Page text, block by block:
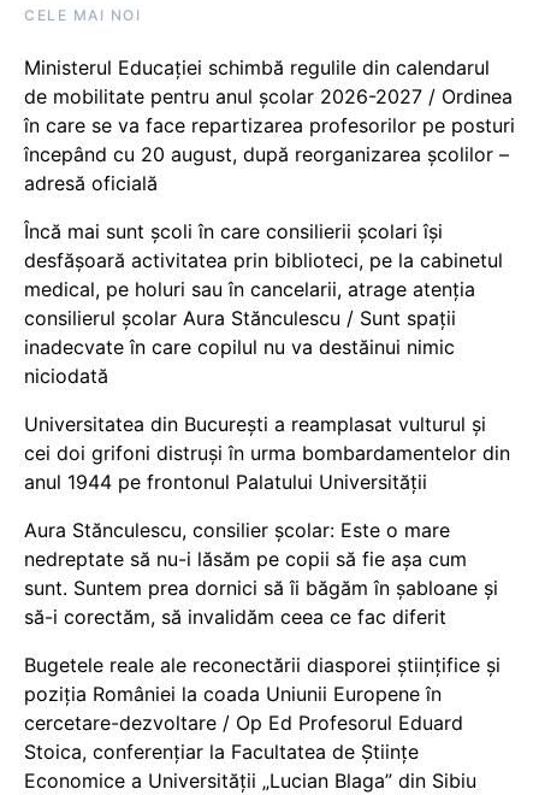
CELE MAI NOI
Ministerul Educației schimbă regulile din calendarul
de mobilitate pentru anul școlar 2026-2027 / Ordinea
în care se va face repartizarea profesorilor pe posturi
începând cu 20 august, după reorganizarea școlilor –
adresă oficială
Încă mai sunt școli în care consilierii școlari își
desfășoară activitatea prin biblioteci, pe la cabinetul
medical, pe holuri sau în cancelarii, atrage atenția
consilierul școlar Aura Stănculescu / Sunt spații
inadecvate în care copilul nu va destăinui nimic
niciodată
Universitatea din București a reamplasat vulturul și
cei doi grifoni distruși în urma bombardamentelor din
anul 1944 pe frontonul Palatului Universității
Aura Stănculescu, consilier școlar: Este o mare
nedreptate să nu-i lăsăm pe copii să fie așa cum
sunt. Suntem prea dornici să îi băgăm în șabloane și
să-i corectăm, să invalidăm ceea ce fac diferit
Bugetele reale ale reconectării diasporei științifice și
poziția României la coada Uniunii Europene în
cercetare-dezvoltare / Op Ed Profesorul Eduard
Stoica, conferențiar la Facultatea de Științe
Economice a Universității „Lucian Blaga” din Sibiu